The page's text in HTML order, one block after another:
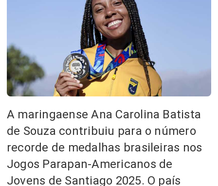
A maringaense Ana Carolina Batista
de Souza contribuiu para o número
recorde de medalhas brasileiras nos
Jogos Parapan-Americanos de
Jovens de Santiago 2025. O país